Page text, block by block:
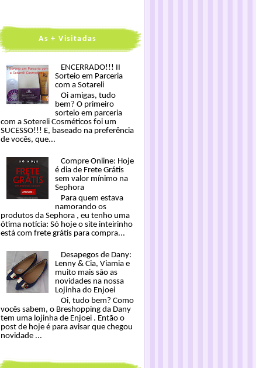
As + Visitadas
ENCERRADO!!! II
Sorteio em Parceria
com a Sotareli
Oi amigas, tudo
bem? O primeiro
sorteio em parceria
com a Sotereli Cosméticos foi um
SUCESSO!!! E, baseado na preferência
de vocês, que...
Compre Online: Hoje
é dia de Frete Grátis
sem valor mínimo na
Sephora
Para quem estava
namorando os
produtos da Sephora , eu tenho uma
ótima notícia: Só hoje o site inteirinho
está com frete grátis para compra...
Desapegos de Dany:
Lenny & Cia, Viamia e
muito mais são as
novidades na nossa
Lojinha do Enjoei
Oi, tudo bem? Como
vocês sabem, o Breshopping da Dany
tem uma lojinha de Enjoei . Então o
post de hoje é para avisar que chegou
novidade ...